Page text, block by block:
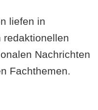
liefen in
redaktionellen
Nachrichten
Fachthemen.